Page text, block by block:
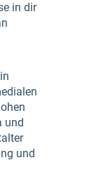
in dir
und
und